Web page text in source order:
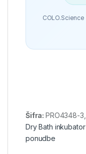
Šifra:PRO4348-
Dry Bath inkubator
ponudbe